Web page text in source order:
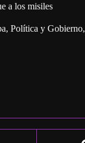
a los misiles
, Política y Gobierno,